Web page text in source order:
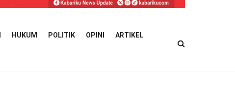
HUKUM POLITIK OPINI ARTIKEL